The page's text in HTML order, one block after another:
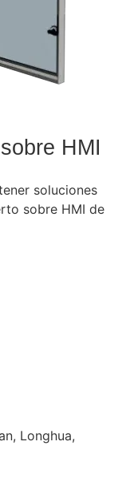
HMI
soluciones
sobre HMI de
Longhua,